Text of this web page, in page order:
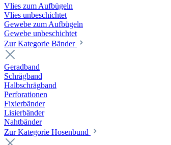
Vlies zum Aufbügeln
Vlies unbeschichtet
Gewebe zum Aufbügeln
Gewebe unbeschichtet
Zur Kategorie Bänder
Geradband
Schrägband
Halbschrägband
Perforationen
Fixierbänder
Lisierbänder
Nahtbänder
Zur Kategorie Hosenbund